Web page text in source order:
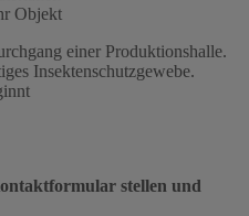
Objekt
stellen und